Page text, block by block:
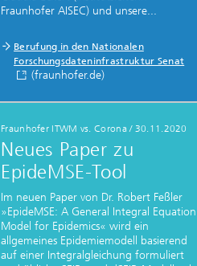
Fraunhofer AISEC) und unsere...
Berufung in den Nationalen
Forschungsdateninfrastruktur Senat
(fraunhofer.de)
Fraunhofer ITWM vs. Corona/ 30.11.2020
Neues Paper zu
EpideMSE-Tool
Im neuen Paper von Dr. Robert Feßler
»EpideMSE: A General Integral Equation
Model for Epidemics« wird ein
allgemeines Epidemiemodell basierend
auf einer Integralgleichung formuliert